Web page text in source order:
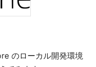
のローカル開発環境